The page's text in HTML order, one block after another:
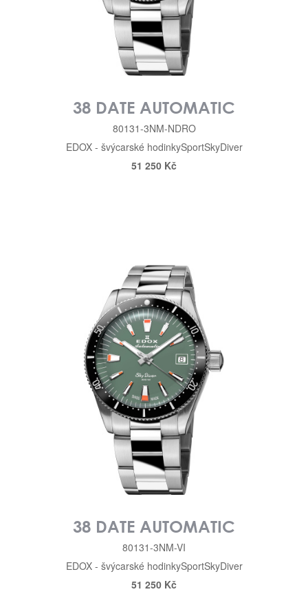
38 DATE AUTOMATIC
80131-3NM-NDRO
EDOX - švýcarské hodinkySportSkyDiver
51 250 Kč
38 DATE AUTOMATIC
80131-3NM-VI
EDOX - švýcarské hodinkySportSkyDiver
51 250 Kč